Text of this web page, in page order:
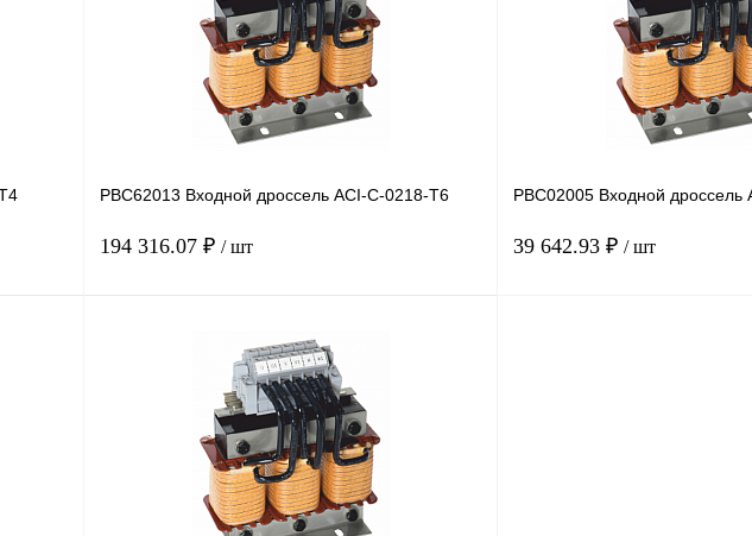
Под заказ
PBC62013 Входной дроссель ACI-C-0218-T6
194 316.07 ₽ / шт
В корзину
Купить в 1 клик Сравнение
Под заказ
PBC02005 Входной дроссель
39 642.93 ₽ / шт